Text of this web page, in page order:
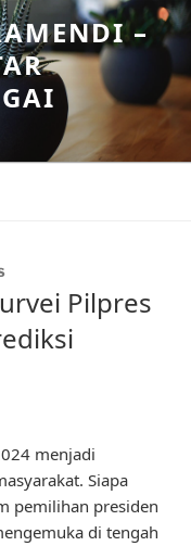
–
Pilpres
menjadi
Siapa
pemilihan presiden
di tengah